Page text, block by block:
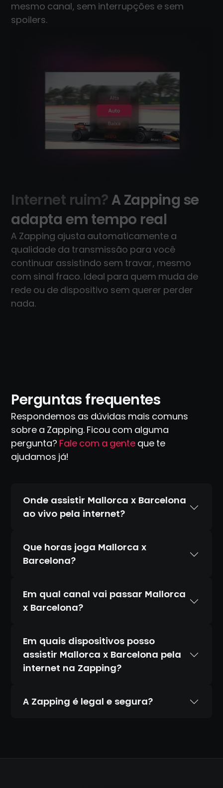
mesmo canal, sem interrupções e sem
spoilers.
Internet ruim?A Zapping se
adapta em tempo real
A Zapping ajusta automaticamente a
qualidade da transmissão para você
continuar assistindo sem travar, mesmo
com sinal fraco. Ideal para quem muda de
rede ou de dispositivo sem querer perder
nada.
Perguntas frequentes
Respondemos as dúvidas mais comuns
sobre a Zapping. Ficou com alguma
pergunta? Fale com a gente que te
ajudamos já!
Onde assistir Mallorca x Barcelona
ao vivo pela internet?
Que horas joga Mallorca x
Barcelona?
Em qual canal vai passar Mallorca
x Barcelona?
Em quais dispositivos posso
assistir Mallorca x Barcelona pela
internet na Zapping?
A Zapping é legal e segura?
os canais que transmitimos, diferente de